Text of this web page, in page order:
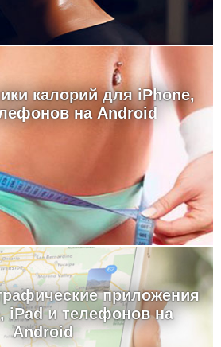
калорий для iPhone,
на Android
приложения
iPad и телефонов на
Android